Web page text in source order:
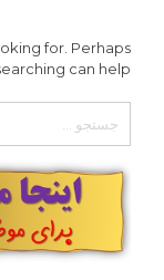
for. Perhaps
can help.
برای: